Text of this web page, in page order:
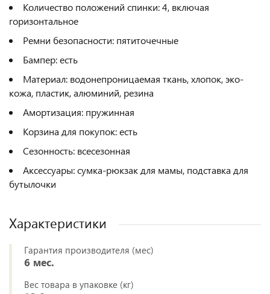
Количество положений спинки: 4, включая
горизонтальное
Ремни безопасности: пятиточечные
Бампер: есть
Материал: водонепроницаемая ткань, хлопок, эко-
кожа, пластик, алюминий, резина
Амортизация: пружинная
Корзина для покупок: есть
Сезонность: всесезонная
Аксессуары: сумка-рюкзак для мамы, подставка для
бутылочки
Характеристики
Гарантия производителя (мес)
6 мес.
Вес товара в упаковке (кг)